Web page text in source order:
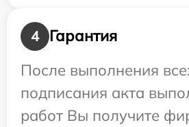
4
Гарантия
После выполнения
подписания акта
работ Вы получите